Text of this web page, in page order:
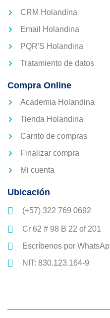
CRM Holandina
Email Holandina
PQR'S Holandina
Tratamiento de datos
Compra Online
Academia Holandina
Tienda Holandina
Carrito de compras
Finalizar compra
Mi cuenta
Ubicación
(+57) 322 769 0692
Cr 62 # 98 B 22 of 201
Escríbenos por WhatsAp
NIT: 830.123.164-9